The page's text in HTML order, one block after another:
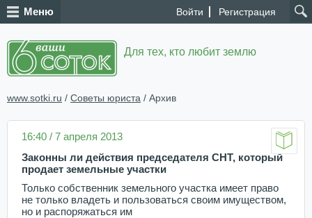
Войти Регистрация
Меню
Для тех, кто любит землю
www.sotki.ru / Советы юриста / Архив
16:40 / 7 апреля 2013
Законны ли действия председателя СНТ, который
продает земельные участки
Только собственник земельного участка имеет право
не только владеть и пользоваться своим имуществом,
но и распоряжаться им